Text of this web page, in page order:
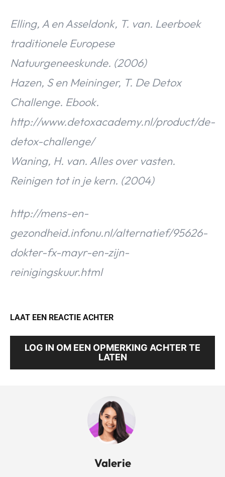
Elling, A en Asseldonk, T. van. Leerboek
traditionele Europese
Natuurgeneeskunde. (2006)
Hazen, S en Meininger, T. De Detox
Challenge. Ebook.
http://www.detoxacademy.nl/product/de-
detox-challenge/
Waning, H. van. Alles over vasten.
Reinigen tot in je kern. (2004)
http://mens-en-
gezondheid.infonu.nl/alternatief/95626-
dokter-fx-mayr-en-zijn-
reinigingskuur.html
LAAT EEN REACTIE ACHTER
LOG IN OM EEN OPMERKING ACHTER TE
LATEN
Valerie